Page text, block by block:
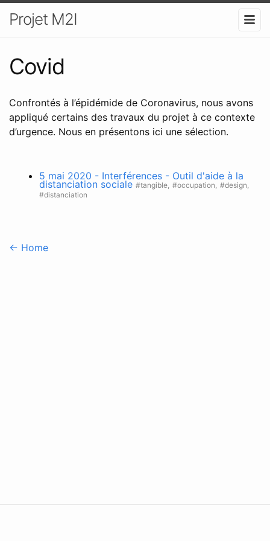
Projet M2I
Covid
Confrontés à l’épidémide de Coronavirus, nous avons
appliqué certains des travaux du projet à ce contexte
d’urgence. Nous en présentons ici une sélection.
5 mai 2020 - Interférences - Outil d'aide à la
distanciation sociale #tangible, #occupation, #design,
#distanciation
← Home